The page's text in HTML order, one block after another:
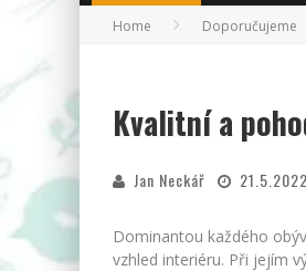
Home Doporučujeme
Kvalitní a
Jan Neckář 21.5.2022
Dominantou každého
vzhled interiéru. Při jejím